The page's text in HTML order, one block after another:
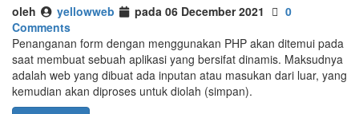
oleh yellowweb pada 06 December 2021
0
Comments
Penanganan form dengan menggunakan PHP akan ditemui pada
saat membuat sebuah aplikasi yang bersifat dinamis. Maksudnya
adalah web yang dibuat ada inputan atau masukan dari luar, yang
kemudian akan diproses untuk diolah (simpan).